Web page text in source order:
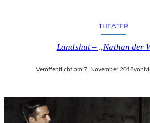
THEATER
Landshut – „Nathan der
Veröffentlicht am:7. November 2018von